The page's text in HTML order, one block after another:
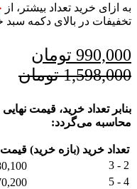
به ازای خرید تعداد بیشتر، از
تخفیفات در بالای دکمه سبد
990,000 تومان
1,598,000 تومان
بنابر تعداد خرید، قیمت
محاسبه می‌گردد:
تعداد خرید (بازه خرید) قیمت
2 - 3
4 - 5